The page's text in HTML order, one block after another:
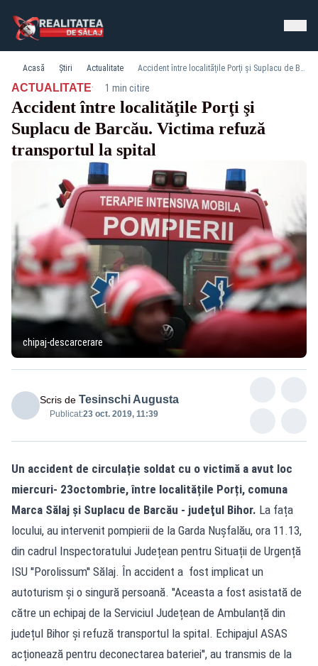
Acasă Știri Actualitate Accident între localităţile Porţi şi Suplacu de Barcău. Victima refuză transportul la spital
ACTUALITATE· 1 min citire
Accident între localităţile Porţi şi
Suplacu de Barcău. Victima refuză
transportul la spital
chipaj-descarcerare
Scris de Tesinschi Augusta
Publicat:23 oct. 2019, 11:39
Un accident de circulație soldat cu o victimă a avut loc
miercuri- 23octombrie, între localitățile Porți, comuna
Marca Sălaj și Suplacu de Barcău - judeţul Bihor. La fața
locului, au intervenit pompierii de la Garda Nușfalău, ora 11.13,
din cadrul Inspectoratului Județean pentru Situații de Urgență
ISU ''Porolissum'' Sălaj. În accident a fost implicat un
autoturism și o singură persoană. ''Aceasta a fost asistată de
către un echipaj de la Serviciul Județean de Ambulanță din
județul Bihor și refuză transportul la spital. Echipajul ASAS
acționează pentru deconectarea bateriei'', au transmis de la